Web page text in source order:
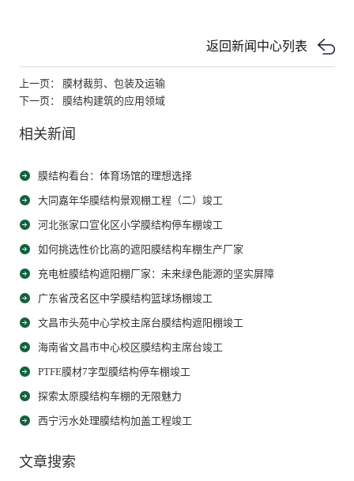
返回新闻中心列表
上一页： 膜材裁剪、包装及运输
下一页： 膜结构建筑的应用领域
相关新闻
膜结构看台：体育场馆的理想选择
大同嘉年华膜结构景观棚工程（二）竣工
河北张家口宣化区小学膜结构停车棚竣工
如何挑选性价比高的遮阳膜结构车棚生产厂家
充电桩膜结构遮阳棚厂家：未来绿色能源的坚实屏障
广东省茂名区中学膜结构篮球场棚竣工
文昌市头苑中心学校主席台膜结构遮阳棚竣工
海南省文昌市中心校区膜结构主席台竣工
PTFE膜材7字型膜结构停车棚竣工
探索太原膜结构车棚的无限魅力
西宁污水处理膜结构加盖工程竣工
文章搜索